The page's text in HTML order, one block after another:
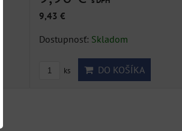
9,43 €
Dostupnosť: Skladom
ks DO KOŠÍKA